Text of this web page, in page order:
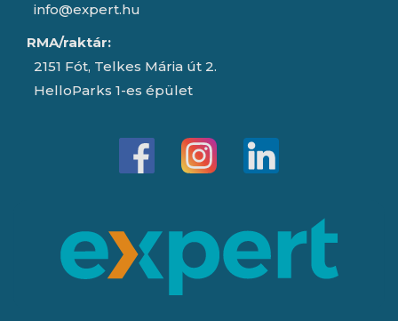
info@expert.hu
RMA/raktár:
2151 Fót, Telkes Mária út 2.
HelloParks 1-es épület